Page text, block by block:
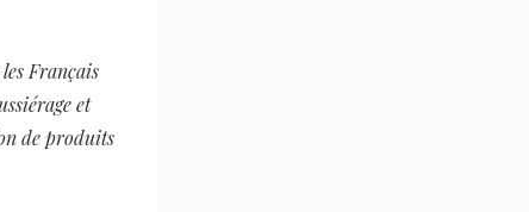
Français
et
de produits